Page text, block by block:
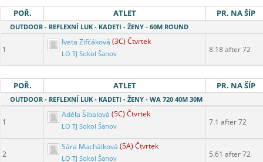
POŘ. ATLET PR. NA ŠÍP
OUTDOOR - REFLEXNÍ LUK - KADETI - ŽENY - 60M ROUND
1
Iveta Zifčáková (3C) Čtvrtek
LO TJ Sokol Šanov 8.18 after 72
POŘ. ATLET PR. NA ŠÍP
OUTDOOR - REFLEXNÍ LUK - KADETI - ŽENY - WA 720 40M 30M
1
Adéla Šibalová (5C) Čtvrtek
LO TJ Sokol Šanov 7.1 after 72
2
Sára Machálková (5A) Čtvrtek
LO TJ Sokol Šanov 5.61 after 72